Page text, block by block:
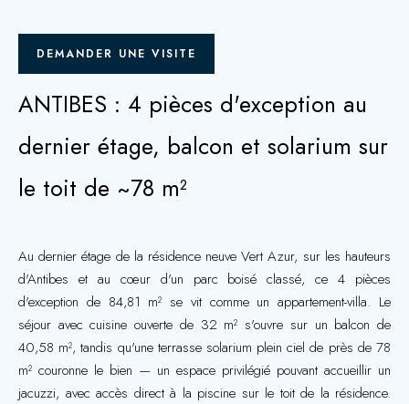
DEMANDER UNE VISITE
ANTIBES : 4 pièces d'exception au
dernier étage, balcon et solarium sur
le toit de ~78 m²
Au dernier étage de la résidence neuve Vert Azur, sur les hauteurs
d'Antibes et au cœur d'un parc boisé classé, ce 4 pièces
d'exception de 84,81 m² se vit comme un appartement-villa. Le
séjour avec cuisine ouverte de 32 m² s'ouvre sur un balcon de
40,58 m², tandis qu'une terrasse solarium plein ciel de près de 78
m² couronne le bien — un espace privilégié pouvant accueillir un
jacuzzi, avec accès direct à la piscine sur le toit de la résidence.